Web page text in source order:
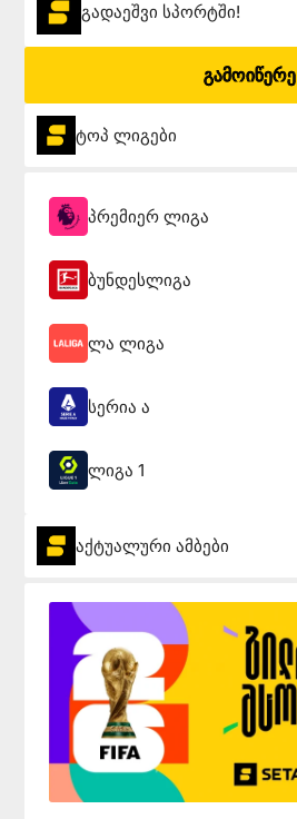
გადაეშვი სპორტში!
გამოიწერე
ტოპ ლიგები
პრემიერ ლიგა
ბუნდესლიგა
ლა ლიგა
სერია ა
ლიგა 1
აქტუალური ამბები